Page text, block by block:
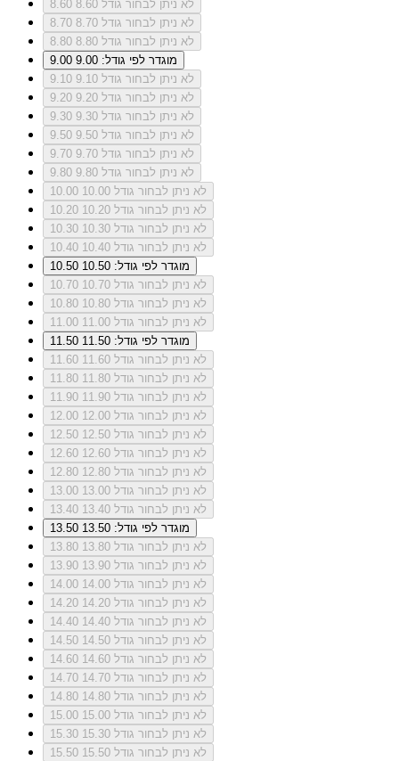
8.60
לא ניתן לבחור גודל 8.60
8.70
לא ניתן לבחור גודל 8.70
8.80
לא ניתן לבחור גודל 8.80
9.00
מוגדר לפי גודל: 9.00
9.10
לא ניתן לבחור גודל 9.10
9.20
לא ניתן לבחור גודל 9.20
9.30
לא ניתן לבחור גודל 9.30
9.50
לא ניתן לבחור גודל 9.50
9.70
לא ניתן לבחור גודל 9.70
9.80
לא ניתן לבחור גודל 9.80
10.00
לא ניתן לבחור גודל 10.00
10.20
לא ניתן לבחור גודל 10.20
10.30
לא ניתן לבחור גודל 10.30
10.40
לא ניתן לבחור גודל 10.40
10.50
מוגדר לפי גודל: 10.50
10.70
לא ניתן לבחור גודל 10.70
10.80
לא ניתן לבחור גודל 10.80
11.00
לא ניתן לבחור גודל 11.00
11.50
מוגדר לפי גודל: 11.50
11.60
לא ניתן לבחור גודל 11.60
11.80
לא ניתן לבחור גודל 11.80
11.90
לא ניתן לבחור גודל 11.90
12.00
לא ניתן לבחור גודל 12.00
12.50
לא ניתן לבחור גודל 12.50
12.60
לא ניתן לבחור גודל 12.60
12.80
לא ניתן לבחור גודל 12.80
13.00
לא ניתן לבחור גודל 13.00
13.40
לא ניתן לבחור גודל 13.40
13.50
מוגדר לפי גודל: 13.50
13.80
לא ניתן לבחור גודל 13.80
13.90
לא ניתן לבחור גודל 13.90
14.00
לא ניתן לבחור גודל 14.00
14.20
לא ניתן לבחור גודל 14.20
14.40
לא ניתן לבחור גודל 14.40
14.50
לא ניתן לבחור גודל 14.50
14.60
לא ניתן לבחור גודל 14.60
14.70
לא ניתן לבחור גודל 14.70
14.80
לא ניתן לבחור גודל 14.80
15.00
לא ניתן לבחור גודל 15.00
15.30
לא ניתן לבחור גודל 15.30
15.50
לא ניתן לבחור גודל 15.50